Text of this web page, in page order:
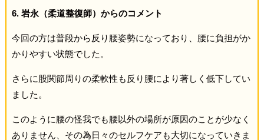
6. 岩永（柔道整復師）からのコメント
今回の方は普段から反り腰姿勢になっており、腰に負担がか
かりやすい状態でした。
さらに股関節周りの柔軟性も反り腰により著しく低下してい
ました。
このように腰の怪我でも腰以外の場所が原因のことが少なく
ありません、その為日々のセルフケアも大切になっていきま